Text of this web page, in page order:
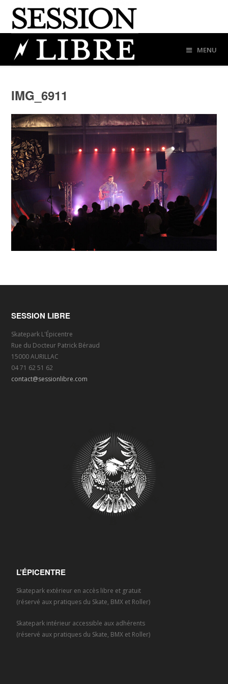
MENU
IMG_6911
SESSION LIBRE
Skatepark L'Épicentre
Rue du Docteur Patrick Béraud
15000 AURILLAC
04 71 62 51 62
contact@sessionlibre.com
L’ÉPICENTRE
Skatepark extérieur en accès libre et gratuit
(réservé aux pratiques du Skate, BMX et Roller)
Skatepark intérieur accessible aux adhérents
(réservé aux pratiques du Skate, BMX et Roller)